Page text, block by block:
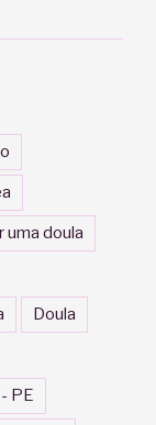
uma doula
Doula
PE